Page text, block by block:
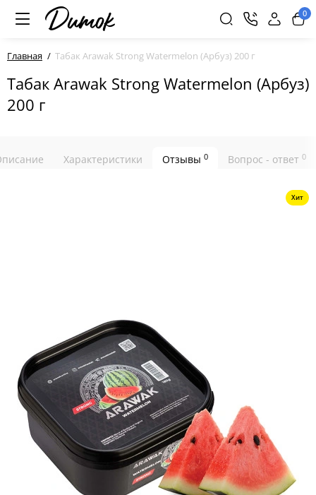
0
Главная Табак Arawak Strong Watermelon (Арбуз) 200 г
Табак Arawak Strong Watermelon (Арбуз)
200 г
Характеристики Отзывы 0 Вопрос - ответ 0
Хит